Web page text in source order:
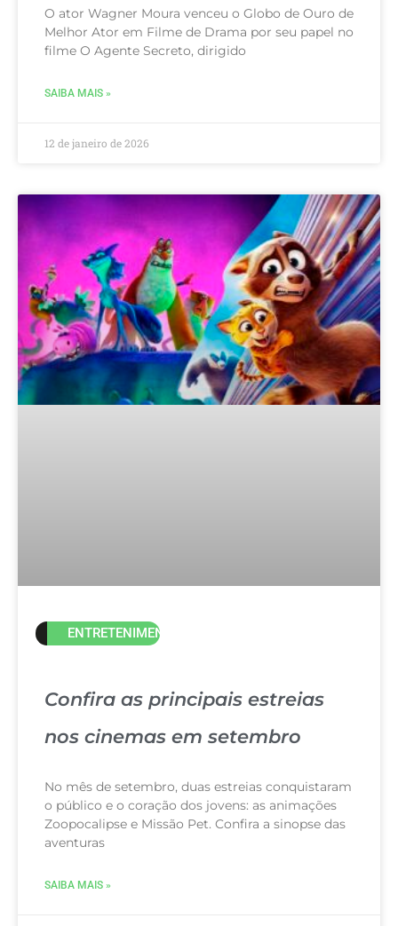
O ator Wagner Moura venceu o Globo de Ouro de
Melhor Ator em Filme de Drama por seu papel no
filme O Agente Secreto, dirigido
SAIBA MAIS »
12 de janeiro de 2026
ENTRETENIMENTO
Confira as principais estreias
nos cinemas em setembro
No mês de setembro, duas estreias conquistaram
o público e o coração dos jovens: as animações
Zoopocalipse e Missão Pet. Confira a sinopse das
aventuras
SAIBA MAIS »